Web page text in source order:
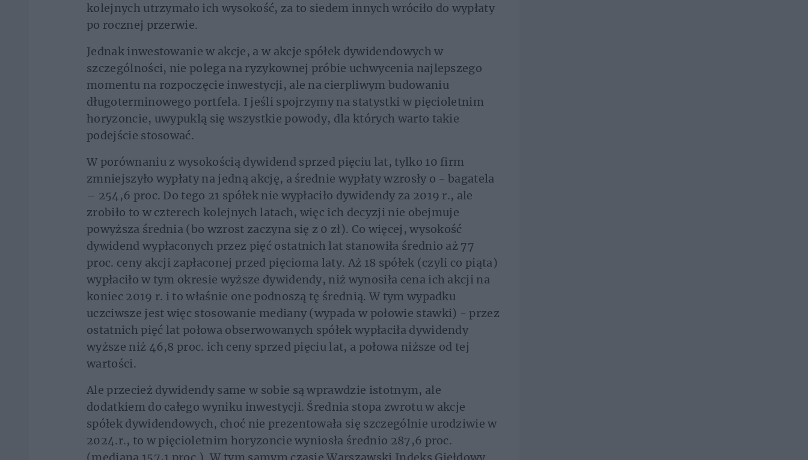
kolejnych utrzymało ich wysokość, za to siedem innych wróciło do wypłaty
po rocznej przerwie.
Jednak inwestowanie w akcje, a w akcje spółek dywidendowych w
szczególności, nie polega na ryzykownej próbie uchwycenia najlepszego
momentu na rozpoczęcie inwestycji, ale na cierpliwym budowaniu
długoterminowego portfela. I jeśli spojrzymy na statystki w pięcioletnim
horyzoncie, uwypuklą się wszystkie powody, dla których warto takie
podejście stosować.
W porównaniu z wysokością dywidend sprzed pięciu lat, tylko 10 firm
zmniejszyło wypłaty na jedną akcję, a średnie wypłaty wzrosły o - bagatela
– 254,6 proc. Do tego 21 spółek nie wypłaciło dywidendy za 2019 r., ale
zrobiło to w czterech kolejnych latach, więc ich decyzji nie obejmuje
powyższa średnia (bo wzrost zaczyna się z 0 zł). Co więcej, wysokość
dywidend wypłaconych przez pięć ostatnich lat stanowiła średnio aż 77
proc. ceny akcji zapłaconej przed pięcioma laty. Aż 18 spółek (czyli co piąta)
wypłaciło w tym okresie wyższe dywidendy, niż wynosiła cena ich akcji na
koniec 2019 r. i to właśnie one podnoszą tę średnią. W tym wypadku
uczciwsze jest więc stosowanie mediany (wypada w połowie stawki) - przez
ostatnich pięć lat połowa obserwowanych spółek wypłaciła dywidendy
wyższe niż 46,8 proc. ich ceny sprzed pięciu lat, a połowa niższe od tej
wartości.
Ale przecież dywidendy same w sobie są wprawdzie istotnym, ale
dodatkiem do całego wyniku inwestycji. Średnia stopa zwrotu w akcje
spółek dywidendowych, choć nie prezentowała się szczególnie urodziwie w
2024.r., to w pięcioletnim horyzoncie wyniosła średnio 287,6 proc.
(mediana 157,1 proc.). W tym samym czasie Warszawski Indeks Giełdowy